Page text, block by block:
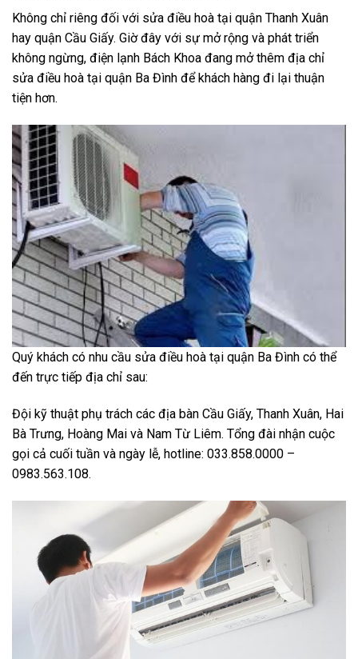
Không chỉ riêng đối với sửa điều hoà tại quận Thanh Xuân
hay quận Cầu Giấy. Giờ đây với sự mở rộng và phát triển
không ngừng, điện lạnh Bách Khoa đang mở thêm địa chỉ
sửa điều hoà tại quận Ba Đình để khách hàng đi lại thuận
tiện hơn.
Quý khách có nhu cầu sửa điều hoà tại quận Ba Đình có thể
đến trực tiếp địa chỉ sau:
Đội kỹ thuật phụ trách các địa bàn Cầu Giấy, Thanh Xuân, Hai
Bà Trưng, Hoàng Mai và Nam Từ Liêm. Tổng đài nhận cuộc
gọi cả cuối tuần và ngày lễ, hotline: 033.858.0000 –
0983.563.108.